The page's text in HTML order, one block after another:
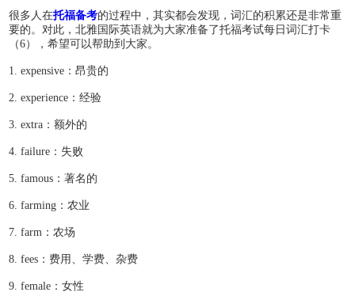
很多人在托福备考的过程中，其实都会发现，词汇的积累还是非常重
要的。对此，北雅国际英语就为大家准备了托福考试每日词汇打卡
（6），希望可以帮助到大家。
1. expensive：昂贵的
2. experience：经验
3. extra：额外的
4. failure：失败
5. famous：著名的
6. farming：农业
7. farm：农场
8. fees：费用、学费、杂费
9. female：女性